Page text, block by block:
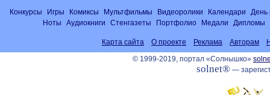
Конкурсы Игры Комиксы Мультфильмы Видеоролики Календари
День
Ноты
Аудиокниги Стенгазеты Портфолио Медали Дипломы
Карта сайта О проекте Реклама Авторам
© 1999-2019, портал «Солнышко»
solnet®—